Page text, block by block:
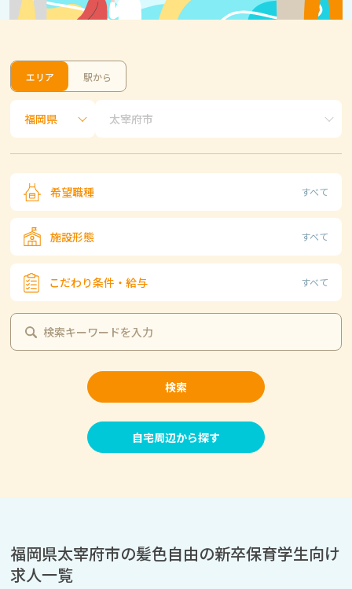
エリア 駅から
希望職種 すべて
施設形態 すべて
こだわり条件・給与 すべて
検索
自宅周辺から探す
福岡県太宰府市の髪色自由の新卒保育学生向け
求人一覧